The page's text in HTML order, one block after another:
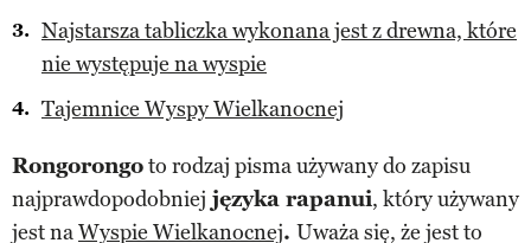
Najstarsza tabliczka wykonana jest z drewna, które
nie występuje na wyspie
Tajemnice Wyspy Wielkanocnej
Rongorongoto rodzaj pisma używany do zapisu
najprawdopodobniej języka rapanui, który używany
jest naWyspie Wielkanocnej. Uważa się, że jest to